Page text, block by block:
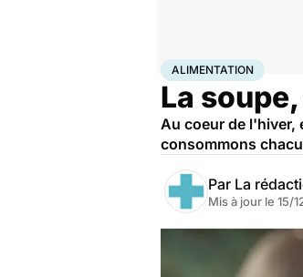
AccueilBien-êtreNutrition
ALIMENTATION
La
Au coeur de l'hiver,
consommons
Par La
Mis à jour le 15/